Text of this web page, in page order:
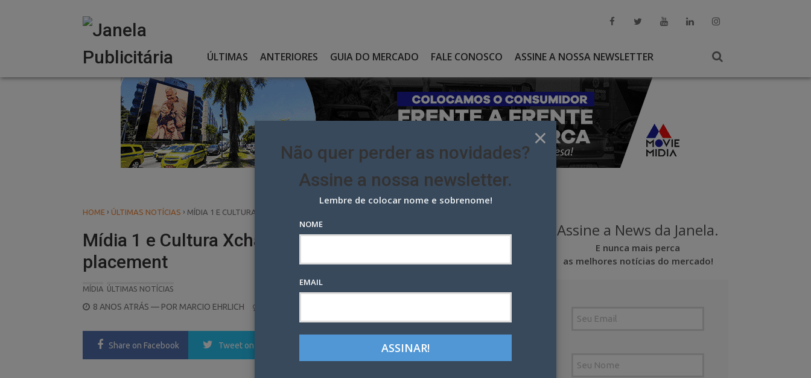
ÚLTIMAS ANTERIORES GUIA DO MERCADO FALE CONOSCO ASSINE A NOSSA NEWSLETTER
HOME › ÚLTIMAS NOTÍCIAS › MÍDIA 1 E CULTURA XCHANGE SE UNEM PELO PRODUCT PLACEMENT
Mídia 1 e Cultura Xchange se unem pelo product
placement
MÍDIA ÚLTIMAS NOTÍCIAS
POSTED
8 ANOS ATRÁS — POR MARCIO EHRLICH
Share on Facebook Tweet on Twitter LinkedIn Pinterest
Assine a News da Janela.
E nunca mais perca
as melhores notícias do mercado!
×
Não quer perder as novidades?
Assine a nossa newsletter.
Lembre de colocar nome e sobrenome!
NOME
EMAIL